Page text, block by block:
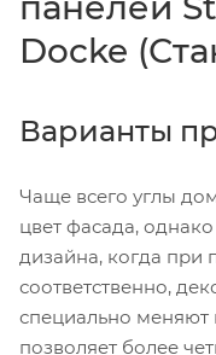
Docke
Варианты
Чаще всего углы
цвет фасада,
дизайна, когда при
соответственно,
специально меняют
позволяет более